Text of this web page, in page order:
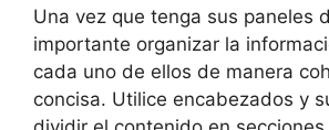
Una vez que tenga sus paneles
importante organizar la
cada uno de ellos de manera
concisa. Utilice encabezados y